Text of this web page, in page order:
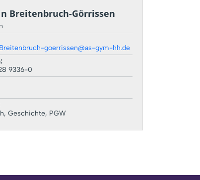
Breitenbruch-Görrissen
goerrissen@as-gym-hh.de
9336-0
Geschichte, PGW